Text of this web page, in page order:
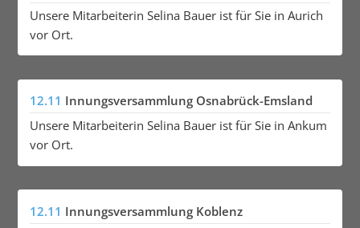
Unsere Mitarbeiterin Selina Bauer ist für Sie in Aurich
vor Ort.
12.11 Innungsversammlung Osnabrück-Emsland
Unsere Mitarbeiterin Selina Bauer ist für Sie in Ankum
vor Ort.
12.11 Innungsversammlung Koblenz